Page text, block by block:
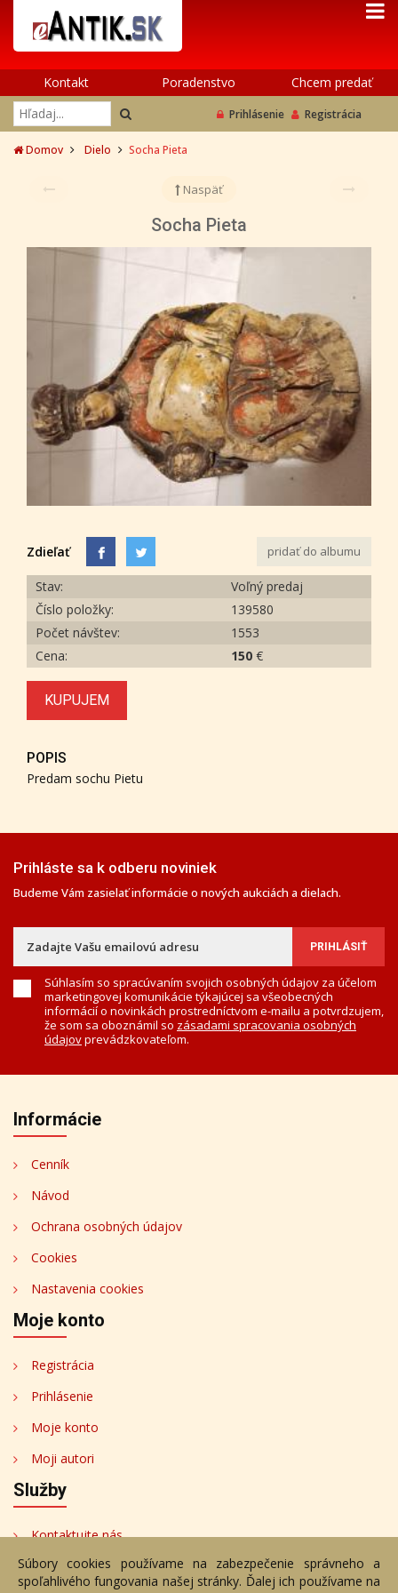
Kontakt Poradenstvo Chcem predať
Prihlásenie Registrácia
Domov Dielo Socha Pieta
Naspäť
Socha Pieta
Zdieľať pridať do albumu
Stav:
Voľný predaj
Číslo položky:
139580
Počet návštev:
1553
Cena:
150 €
KUPUJEM
POPIS
Predam sochu Pietu
Prihláste sa k odberu noviniek
Budeme Vám zasielať informácie o nových aukciách a dielach.
Súhlasím so spracúvaním svojich osobných údajov za účelom
marketingovej komunikácie týkajúcej sa všeobecných
informácií o novinkách prostredníctvom e-mailu a potvrdzujem,
že som sa oboznámil so zásadami spracovania osobných
údajovprevádzkovateľom.
Informácie
Cenník
Návod
Ochrana osobných údajov
Cookies
Nastavenia cookies
Moje konto
Registrácia
Prihlásenie
Moje konto
Moji autori
Služby
Kontaktujte nás
Bezplatné poradenstvo
Súbory cookies používame na zabezpečenie správneho a
spoľahlivého fungovania našej stránky. Ďalej ich používame na